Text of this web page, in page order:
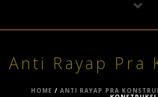
Anti Rayap Pra
HOME / ANTI RAYAP PRA